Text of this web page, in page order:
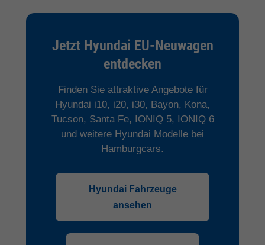
Jetzt Hyundai EU-Neuwagen
entdecken
Finden Sie attraktive Angebote für
Hyundai i10, i20, i30, Bayon, Kona,
Tucson, Santa Fe, IONIQ 5, IONIQ 6
und weitere Hyundai Modelle bei
Hamburgcars.
Hyundai Fahrzeuge
ansehen